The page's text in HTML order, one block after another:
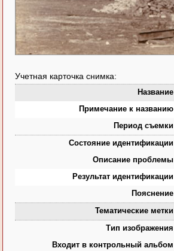
Учетная карточка снимка:
Название
Примечание к названию
Период съемки
Состояние идентификации
Описание проблемы
Результат идентификации
Пояснение
Тематические метки
Тип изображения
Входит в контрольный альбом